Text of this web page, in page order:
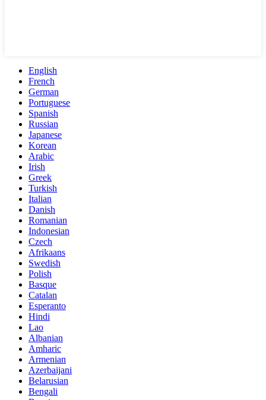
English
French
German
Portuguese
Spanish
Russian
Japanese
Korean
Arabic
Irish
Greek
Turkish
Italian
Danish
Romanian
Indonesian
Czech
Afrikaans
Swedish
Polish
Basque
Catalan
Esperanto
Hindi
Lao
Albanian
Amharic
Armenian
Azerbaijani
Belarusian
Bengali